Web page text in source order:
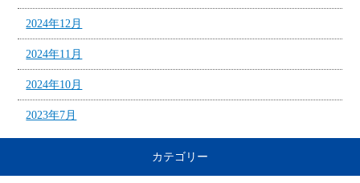
2024年12月
2024年11月
2024年10月
2023年7月
カテゴリー